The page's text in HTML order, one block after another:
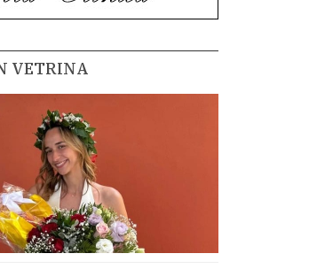
VETRINA